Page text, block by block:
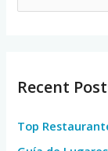
c
f
Recent
Top